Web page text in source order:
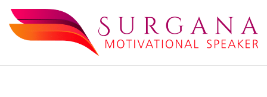
Skip
content
Surgana